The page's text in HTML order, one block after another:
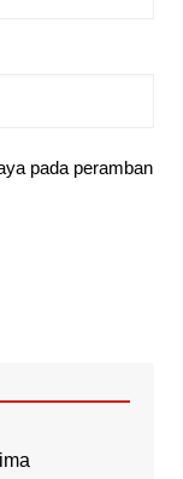
pada peramban